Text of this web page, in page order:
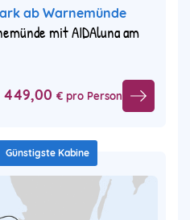
ab Warnemünde
mit AIDAluna am
449,00 € pro Person
Günstigste Kabine